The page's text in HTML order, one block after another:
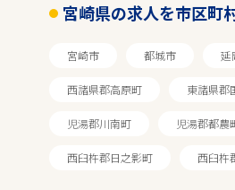
業種
転居を伴う異動な
宮崎県の求人を市区町
宮崎市 都城市 延
西諸県郡高原町 東諸県郡
児湯郡川南町 児湯郡都農
西臼杵郡日之影町 西臼杵